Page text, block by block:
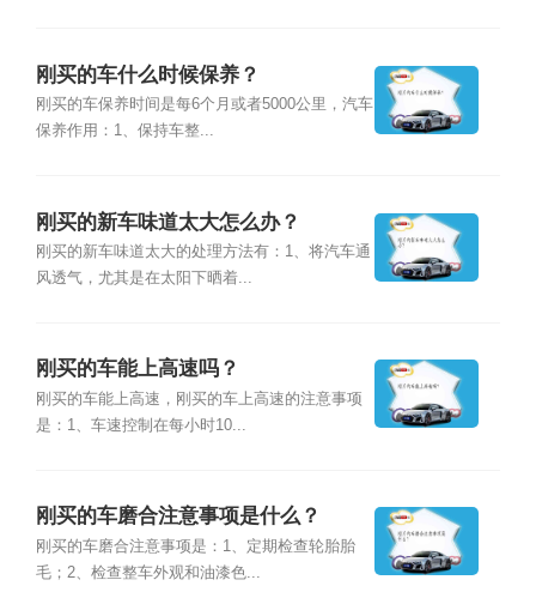
刚买的车什么时候保养？
刚买的车保养时间是每6个月或者5000公里，汽车
保养作用：1、保持车整...
刚买的新车味道太大怎么办？
刚买的新车味道太大的处理方法有：1、将汽车通
风透气，尤其是在太阳下晒着...
刚买的车能上高速吗？
刚买的车能上高速，刚买的车上高速的注意事项
是：1、车速控制在每小时10...
刚买的车磨合注意事项是什么？
刚买的车磨合注意事项是：1、定期检查轮胎胎
毛；2、检查整车外观和油漆色...